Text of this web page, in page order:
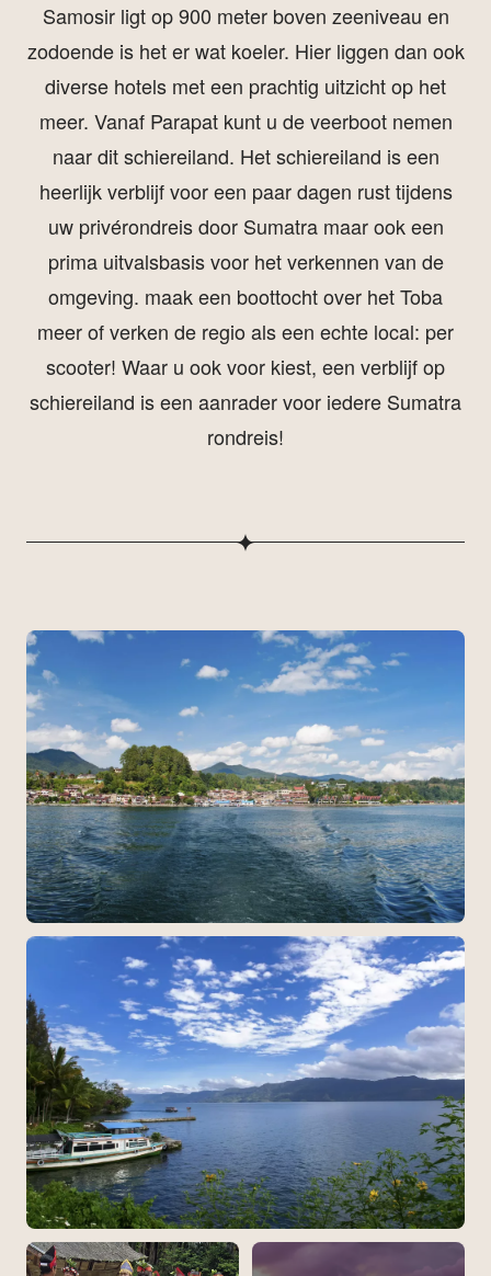
Samosir ligt op 900 meter boven zeeniveau en
zodoende is het er wat koeler. Hier liggen dan ook
diverse hotels met een prachtig uitzicht op het
meer. Vanaf Parapat kunt u de veerboot nemen
naar dit schiereiland. Het schiereiland is een
heerlijk verblijf voor een paar dagen rust tijdens
uw privérondreis door Sumatra maar ook een
prima uitvalsbasis voor het verkennen van de
omgeving. maak een boottocht over het Toba
meer of verken de regio als een echte local: per
scooter! Waar u ook voor kiest, een verblijf op
schiereiland is een aanrader voor iedere Sumatra
rondreis!